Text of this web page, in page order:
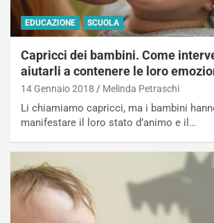
EDUCAZIONE SCUOLA
Capricci dei bambini. Come
aiutarli a contenere le loro
14 Gennaio 2018 Melinda Petraschi
Li chiamiamo capricci, ma i bambini
manifestare il loro stato d’animo e il…